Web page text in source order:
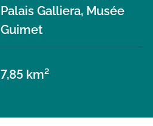
Palais Galliera, Musée
Guimet
7,85 km²